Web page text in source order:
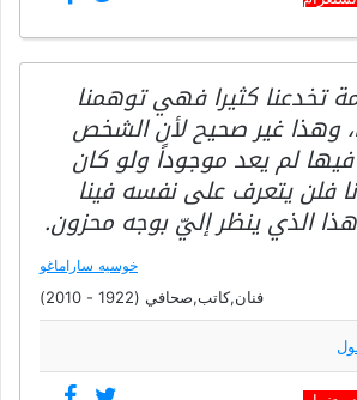
تخدعنا كثيرا فهي توهمنا
وهذا غير صحيح لأن الشخص
فيها لم يعد موجوداً ولو كان
فلن يتعرف على نفسه فينا
الذي ينظر إليّ بوجه محزون.
خوسيه ساراماغو
فنان,كاتب,صحافي (1922 - 2010)